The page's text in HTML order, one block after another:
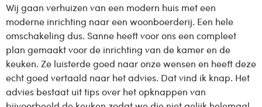
Wij gaan verhuizen van een modern huis met een
moderne inrichting naar een woonboerderij. Een hele
omschakeling dus. Sanne heeft voor ons een compleet
plan gemaakt voor de inrichting van de kamer en de
keuken. Ze luisterde goed naar onze wensen en heeft deze
echt goed vertaald naar het advies. Dat vind ik knap. Het
advies bestaat uit tips over het opknappen van